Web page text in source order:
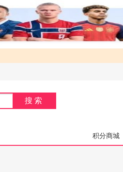
搜索
积分商城